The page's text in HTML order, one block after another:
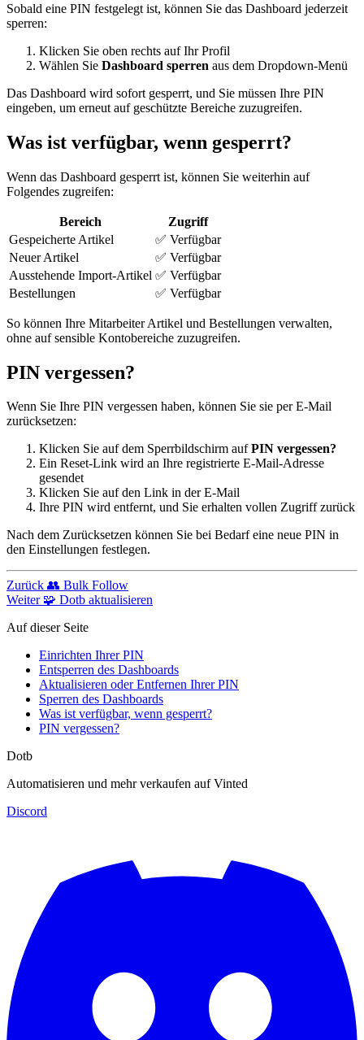
Sobald eine PIN festgelegt ist, können Sie das Dashboard jederzeit
sperren:
Klicken Sie oben rechts auf Ihr Profil
Wählen Sie Dashboard sperren aus dem Dropdown-Menü
Das Dashboard wird sofort gesperrt, und Sie müssen Ihre PIN
eingeben, um erneut auf geschützte Bereiche zuzugreifen.
Was ist verfügbar, wenn gesperrt?
Wenn das Dashboard gesperrt ist, können Sie weiterhin auf
Folgendes zugreifen:
Bereich
Zugriff
Gespeicherte Artikel
✅ Verfügbar
Neuer Artikel
✅ Verfügbar
Ausstehende Import-Artikel ✅ Verfügbar
Bestellungen
✅ Verfügbar
So können Ihre Mitarbeiter Artikel und Bestellungen verwalten,
ohne auf sensible Kontobereiche zuzugreifen.
PIN vergessen?
Wenn Sie Ihre PIN vergessen haben, können Sie sie per E-Mail
zurücksetzen:
Klicken Sie auf dem Sperrbildschirm aufPIN vergessen?
Ein Reset-Link wird an Ihre registrierte E-Mail-Adresse
gesendet
Klicken Sie auf den Link in der E-Mail
Ihre PIN wird entfernt, und Sie erhalten vollen Zugriff zurück
Nach dem Zurücksetzen können Sie bei Bedarf eine neue PIN in
den Einstellungen festlegen.
Zurück 👥 Bulk Follow
Weiter 🧩 Dotb aktualisieren
Auf dieser Seite
Einrichten Ihrer PIN
Entsperren des Dashboards
Aktualisieren oder Entfernen Ihrer PIN
Sperren des Dashboards
Was ist verfügbar, wenn gesperrt?
PIN vergessen?
Dotb
Automatisieren und mehr verkaufen auf Vinted
Discord